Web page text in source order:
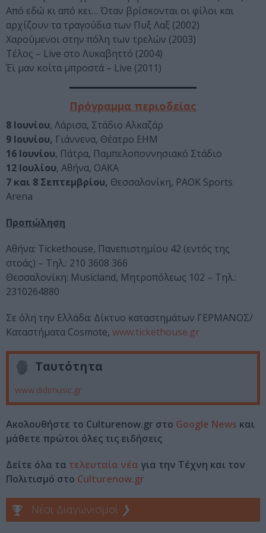
Από εδώ κι από κει… Όταν βρίσκονται οι φίλοι και
αρχίζουν τα τραγούδια των Πυξ Λαξ (2002)
Χαρούμενοι στην πόλη των τρελών (2003)
Τέλος – Live στο Λυκαβηττό (2004)
Έϊ μαν κοίτα μπροστά – Live (2011)
Πρόγραμμα περιοδείας
8 Ιουνίου, Λάρισα, Στάδιο Αλκαζάρ
9 Ιουνίου, Γιάννενα, Θέατρο ΕΗΜ
16 Ιουνίου, Πάτρα, Παμπελοποννησιακό Στάδιο
12 Ιουλίου, Αθήνα, ΟΑΚΑ
7 και 8 Σεπτεμβρίου, Θεσσαλονίκη, PAOK Sports
Arena
Προπώληση
Αθήνα: Tickethouse, Πανεπιστημίου 42 (εντός της
στοάς) – Τηλ.: 210 3608 366
Θεσσαλονίκη: Musicland, Μητροπόλεως 102 – Τηλ.:
2310264880
Σε όλη την Ελλάδα: Δίκτυο καταστημάτων ΓΕΡΜΑΝΟΣ/
Καταστήματα Cosmote, www.tickethouse.gr
Ταυτότητα
www.didimusic.gr
Ακολουθήστε το Culturenow.gr στο Google News και
μάθετε πρώτοι όλες τις ειδήσεις
Δείτε όλα τα τελευταία νέα για την Τέχνη και τον
Πολιτισμό στο Culturenow.gr
Νέοι Διαγωνισμοί ❯